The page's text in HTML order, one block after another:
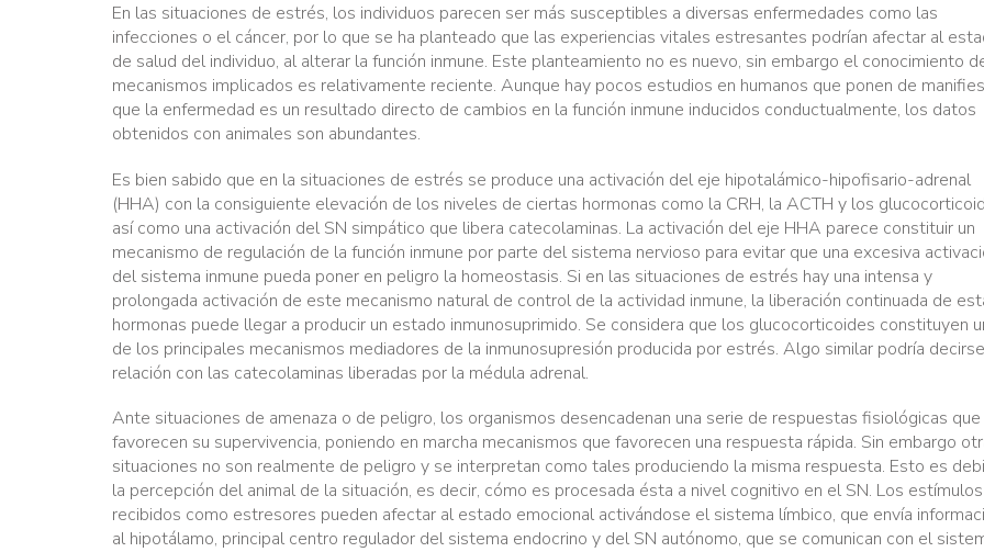
En las situaciones de estrés, los individuos parecen ser más susceptibles a diversas enfermedades como las
infecciones o el cáncer, por lo que se ha planteado que las experiencias vitales estresantes podrían afectar al
de salud del individuo, al alterar la función inmune. Este planteamiento no es nuevo, sin embargo el conocimiento
mecanismos implicados es relativamente reciente. Aunque hay pocos estudios en humanos que ponen de
que la enfermedad es un resultado directo de cambios en la función inmune inducidos conductualmente, los datos
obtenidos con animales son abundantes.
Es bien sabido que en la situaciones de estrés se produce una activación del eje hipotalámico-hipofisario-adrenal
(HHA) con la consiguiente elevación de los niveles de ciertas hormonas como la CRH, la ACTH y los
así como una activación del SN simpático que libera catecolaminas. La activación del eje HHA parece constituir un
mecanismo de regulación de la función inmune por parte del sistema nervioso para evitar que una excesiva
del sistema inmune pueda poner en peligro la homeostasis. Si en las situaciones de estrés hay una intensa y
prolongada activación de este mecanismo natural de control de la actividad inmune, la liberación continuada de
hormonas puede llegar a producir un estado inmunosuprimido. Se considera que los glucocorticoides constituyen
de los principales mecanismos mediadores de la inmunosupresión producida por estrés. Algo similar podría
relación con las catecolaminas liberadas por la médula adrenal.
Ante situaciones de amenaza o de peligro, los organismos desencadenan una serie de respuestas fisiológicas que
favorecen su supervivencia, poniendo en marcha mecanismos que favorecen una respuesta rápida. Sin embargo
situaciones no son realmente de peligro y se interpretan como tales produciendo la misma respuesta. Esto es
la percepción del animal de la situación, es decir, cómo es procesada ésta a nivel cognitivo en el SN. Los estímulos
recibidos como estresores pueden afectar al estado emocional activándose el sistema límbico, que envía
al hipotálamo, principal centro regulador del sistema endocrino y del SN autónomo, que se comunican con el